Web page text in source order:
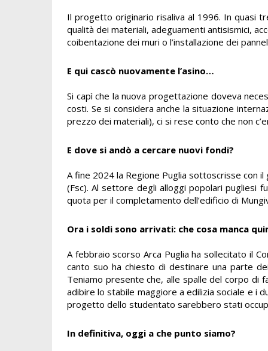
Il progetto originario risaliva al 1996. In quasi
qualità dei materiali, adeguamenti antisismici,
coibentazione dei muri o l’installazione dei
E qui cascò nuovamente l’asino…
Si capì che la nuova progettazione doveva
costi. Se si considera anche la situazione
prezzo dei materiali), ci si rese conto che non
E dove si andò a cercare nuovi fondi?
A fine 2024 la Regione Puglia sottoscrisse con
(Fsc). Al settore degli alloggi popolari pugliesi
quota per il completamento dell’edificio di
Ora i soldi sono arrivati: che cosa manca
A febbraio scorso Arca Puglia ha sollecitato il
canto suo ha chiesto di destinare una parte
Teniamo presente che, alle spalle del corpo di
adibire lo stabile maggiore a edilizia sociale e i
progetto dello studentato sarebbero stati
In definitiva, oggi a che punto siamo?